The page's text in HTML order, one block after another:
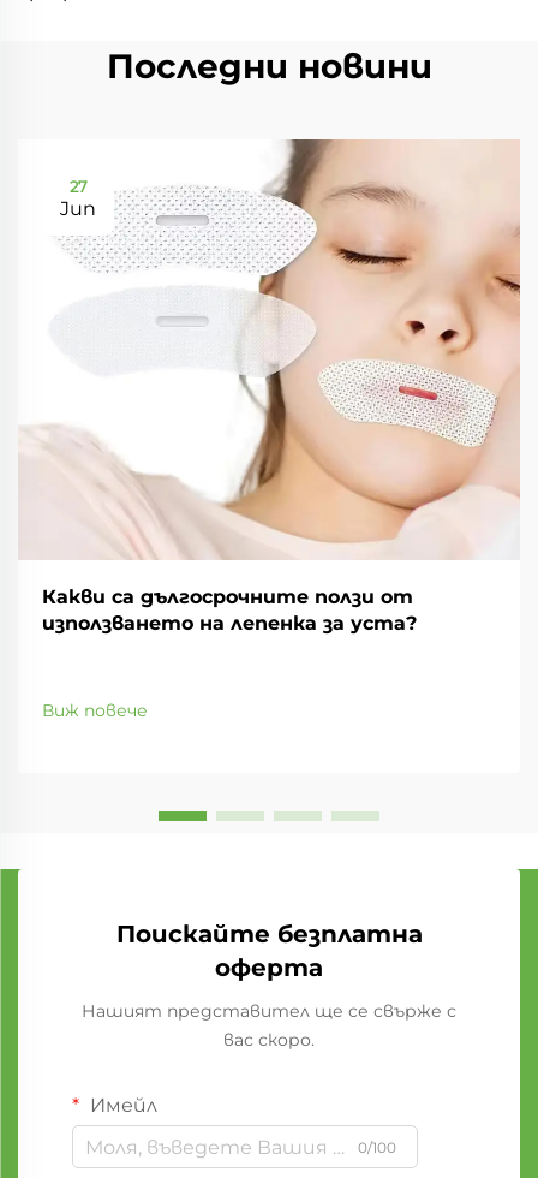
Последни новини
27
Jun
Какви са дългосрочните ползи от
използването на лепенка за уста?
Виж повече
Поискайте безплатна
оферта
Нашият представител ще се свърже с
вас скоро.
Имейл
0/100